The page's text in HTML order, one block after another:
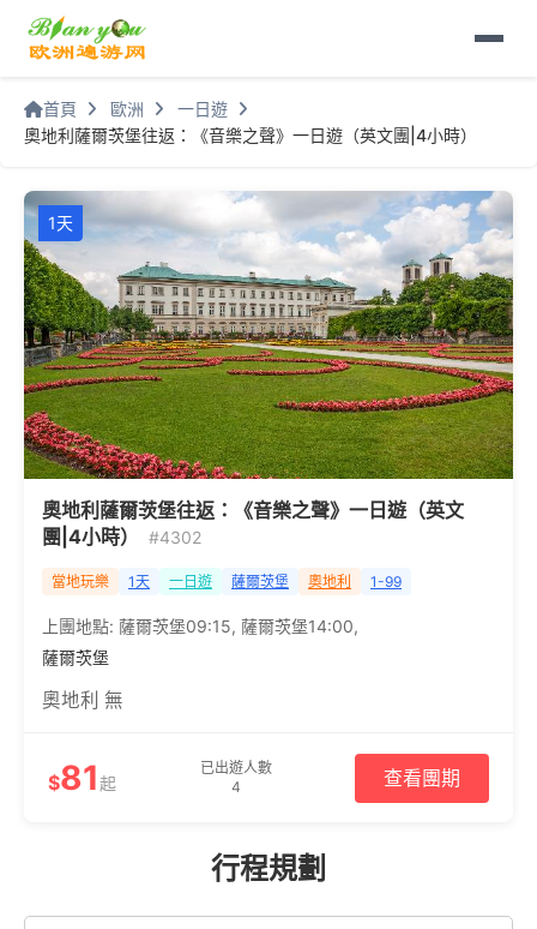
首頁 歐洲
一日遊
奧地利薩爾茨堡往返：《音樂之聲》一日遊（英文團|4小時）
1天
奧地利薩爾茨堡往返：《音樂之聲》一日遊（英文
團|4小時）
#4302
當地玩樂 1天 一日遊 薩爾茨堡 奧地利 1-99
上團地點: 薩爾茨堡09:15, 薩爾茨堡14:00,
薩爾茨堡
奧地利 無
$81起
已出遊人數
4
查看團期
行程規劃